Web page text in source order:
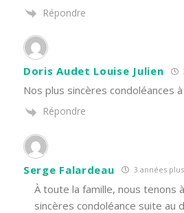
Répondre
Doris Audet Louise Julien
Nos plus sincères condoléances
Répondre
Serge Falardeau 3 années
À toute la famille, nous tenons
sincères condoléance suite au